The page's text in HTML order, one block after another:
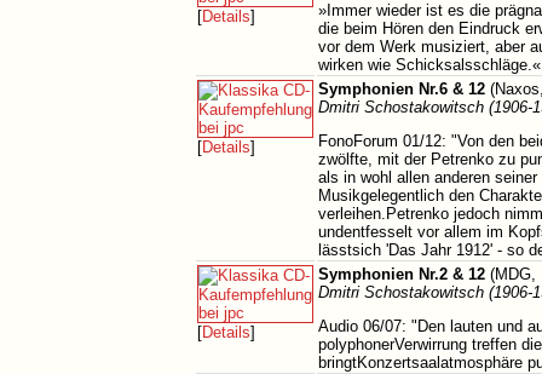
[Details]
»Immer wieder ist es die
die beim Hören den Eindruck
vor dem Werk musiziert, aber
wirken wie
[Details]
Symphonien Nr.6 & 12
Dmitri Schostakowitsch (1906-
FonoForum 01/12: "Von den
zwölfte, mit der Petrenko zu
als in wohl allen anderen
Musikgelegentlich den
verleihen.Petrenko jedoch
undentfesselt vor allem im
lässtsich 'Das Jahr 1912' - so
[Details]
Symphonien Nr.2 & 12 (MDG,
Dmitri Schostakowitsch (1906-
Audio 06/07: "Den lauten und
polyphonerVerwirrung treffen
bringtKonzertsaalatmosphäre